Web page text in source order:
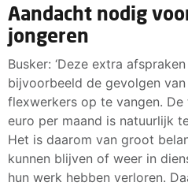
Aandacht nodig
jongeren
Busker: ‘Deze extra
bijvoorbeeld de gevolgen
flexwerkers op te vangen.
euro per maand is natuurlijk
Het is daarom van groot
kunnen blijven of weer in
hun werk hebben verloren.